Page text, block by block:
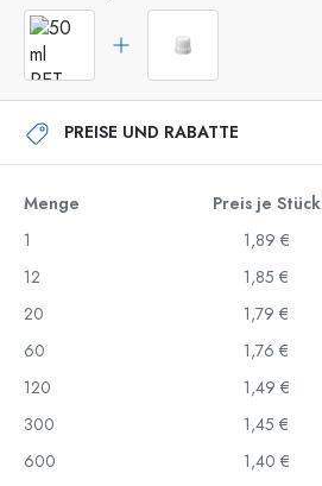
PREISE UND RABATTE
Menge Preis je Stück
1
1,89 €
12
1,85 €
20
1,79 €
60
1,76 €
120
1,49 €
300
1,45 €
600
1,40 €